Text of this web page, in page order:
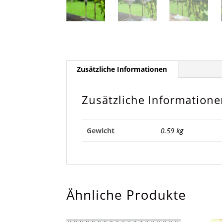
Zusätzliche Informationen
Zusätzliche
Gewicht 0.59 kg
Ähnliche Produkte